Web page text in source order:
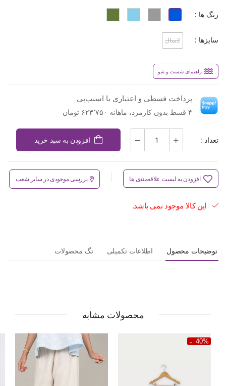
رنگ ها :
سایزها : 2سال
راهنمای شست و شو
پرداخت قسطی و اعتباری با اسنپ‌پی
۴ قسط بدون کارمزد، ماهانه ۶۲۳٬۷۵۰ تومان
تعداد : افزودن به سبد خرید
افزودن به لیست علاقه‌مندی ها بررسی موجودی در سایر شعب
این کالا موجود نمی باشد.
توضیحات محصول اطلاعات تکمیلی تگ محصولات
محصولات مشابه
40%